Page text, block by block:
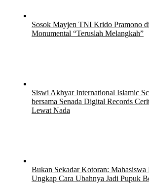
Sosok Mayjen TNI Krido Pramono
Monumental “Teruslah Melangkah”
Siswi Akhyar International Islamic
bersama Senada Digital Records
Lewat Nada
Bukan Sekadar Kotoran:
Ungkap Cara Ubahnya Jadi Pupuk